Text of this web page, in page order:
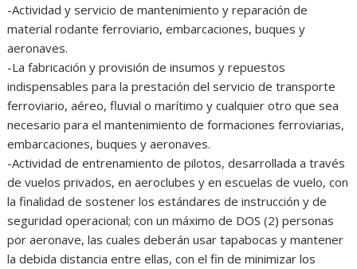
-Actividad y servicio de mantenimiento y reparación de
material rodante ferroviario, embarcaciones, buques y
aeronaves.
-La fabricación y provisión de insumos y repuestos
indispensables para la prestación del servicio de transporte
ferroviario, aéreo, fluvial o marítimo y cualquier otro que sea
necesario para el mantenimiento de formaciones ferroviarias,
embarcaciones, buques y aeronaves.
-Actividad de entrenamiento de pilotos, desarrollada a través
de vuelos privados, en aeroclubes y en escuelas de vuelo, con
la finalidad de sostener los estándares de instrucción y de
seguridad operacional; con un máximo de DOS (2) personas
por aeronave, las cuales deberán usar tapabocas y mantener
la debida distancia entre ellas, con el fin de minimizar los